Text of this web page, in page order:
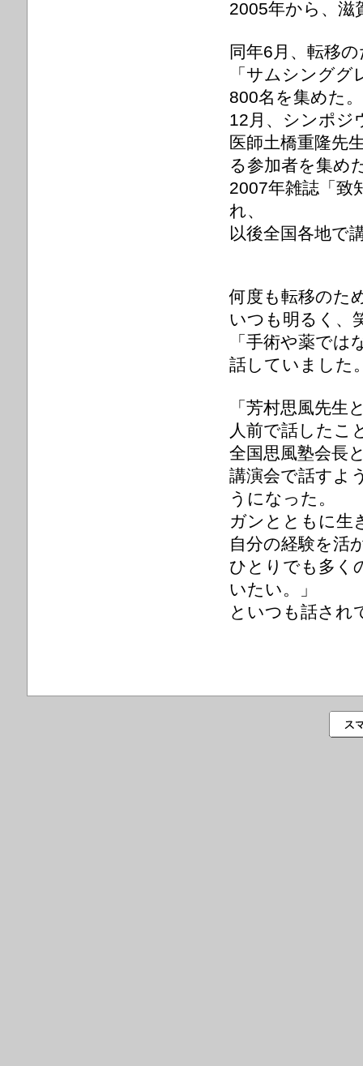
2005年から、滋
同年6月、転移
「サムシング
800名を集めた。
12月、シンポジ
医師土橋重隆先
る参加者を集め
2007年雑誌「致
れ、
以後全国各地で
何度も転移のた
いつも明るく、
「手術や薬で
話していました
「芳村思風先生
人前で話したこ
全国思風塾会長
講演会で話すよ
うになった。
ガンとともに生
自分の経験を活
ひとりでも多く
いたい。」
といつも話され